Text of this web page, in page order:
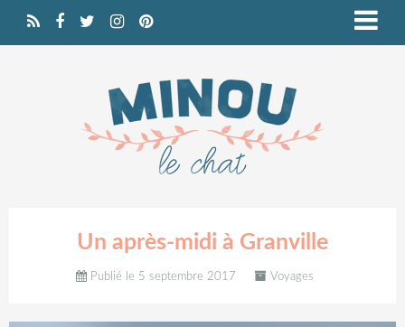
Un après-midi à Granville
Publié le 5 septembre 2017 Voyages